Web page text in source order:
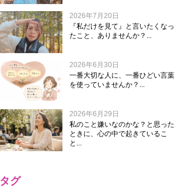
2026年7月20日
『私だけを見て』と言いたくなっ
たこと、ありませんか？...
2026年6月30日
一番大切な人に、一番ひどい言葉
を使っていませんか？...
2026年6月29日
私のこと嫌いなのかな？と思った
ときに、心の中で起きているこ
と...
タグ